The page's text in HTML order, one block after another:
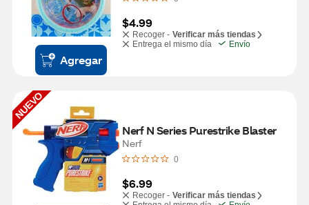
Agregar
$4.99
Recoger - Verificar más tiendas
Entrega el mismo día
Envío
NUEVO
Nerf N Series Purestrike Blaster
Nerf
0
$6.99
Recoger - Verificar más tiendas